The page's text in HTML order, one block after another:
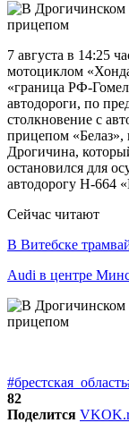
7 августа в 14:25
мотоциклом
«граница РФ-
автодороги, по
столкновение с
прицепом «Белаз»,
Дрогичина,
остановился для
автодорогу Н-664
Сейчас читают
В Витебске
Audi в центре
#брестская_область
82
Поделится VK